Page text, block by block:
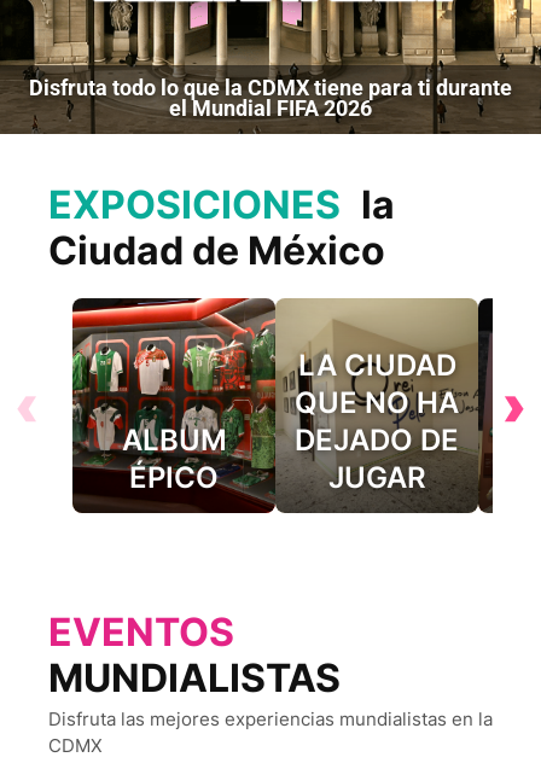
Disfruta todo lo que la CDMX tiene para ti durante
el Mundial FIFA 2026
EXPOSICIONES la
Ciudad de México
‹
ALBUM
ÉPICO
LA CIUDAD
QUE NO HA
DEJADO DE
JUGAR
›
EVENTOS
MUNDIALISTAS
Disfruta las mejores experiencias mundialistas en la
CDMX